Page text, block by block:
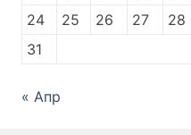
24
25 26 27 28
31
« Апр